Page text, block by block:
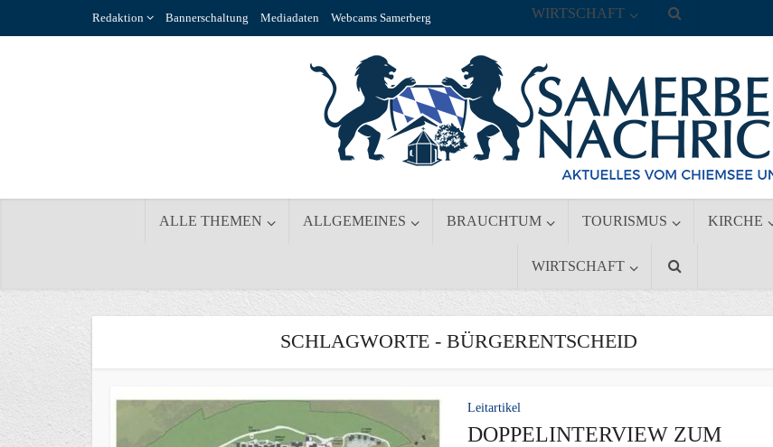
Redaktion Bannerschaltung Mediadaten Webcams Samerberg
ALLE THEMEN ALLGEMEINES BRAUCHTUM TOURISMUS KIRCHE
WIRTSCHAFT
WIRTSCHAFT
SCHLAGWORTE - BÜRGERENTSCHEID
Leitartikel
DOPPELINTERVIEW ZUM